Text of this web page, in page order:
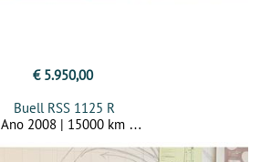
€ 5.950,00
Buell RSS 1125 R
Ano 2008 | 15000 km